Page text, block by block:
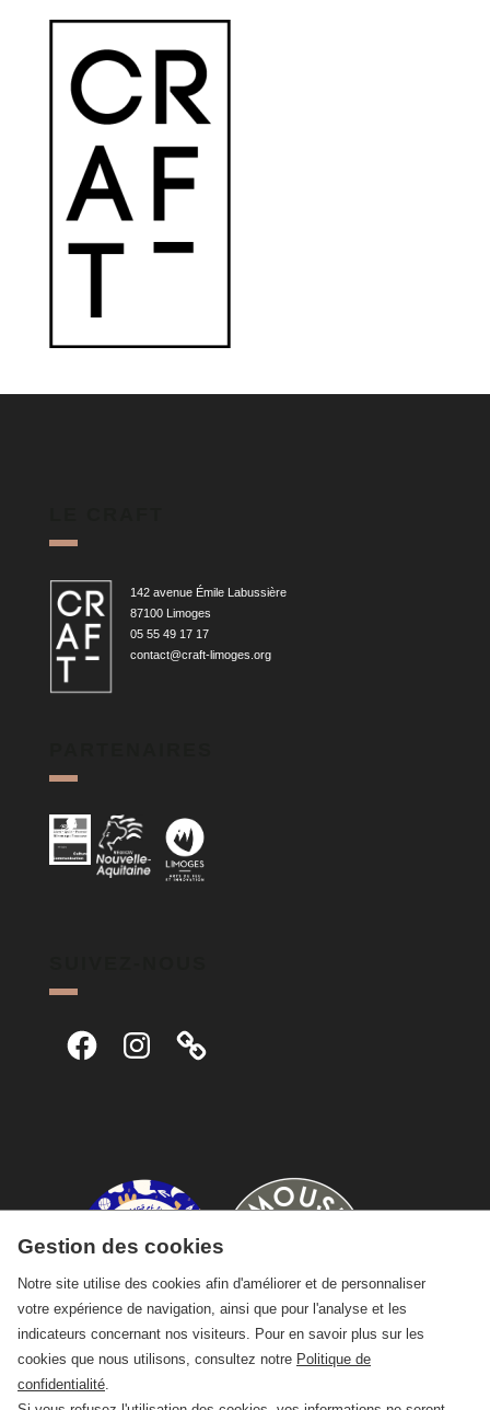
142 avenue Émile Labussière
87100 Limoges
05 55 49 17 17
contact@craft-limoges.org
FacebookInstagram
Gestion des cookies
Notre site utilise des cookies afin d'améliorer et de personnaliser
votre expérience de navigation, ainsi que pour l'analyse et les
indicateurs concernant nos visiteurs. Pour en savoir plus sur les
cookies que nous utilisons, consultez notre Politique de
confidentialité